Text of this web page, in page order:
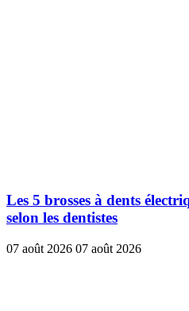
Les 5 brosses à dents
selon les dentistes
07 août 2026 07 août 2026